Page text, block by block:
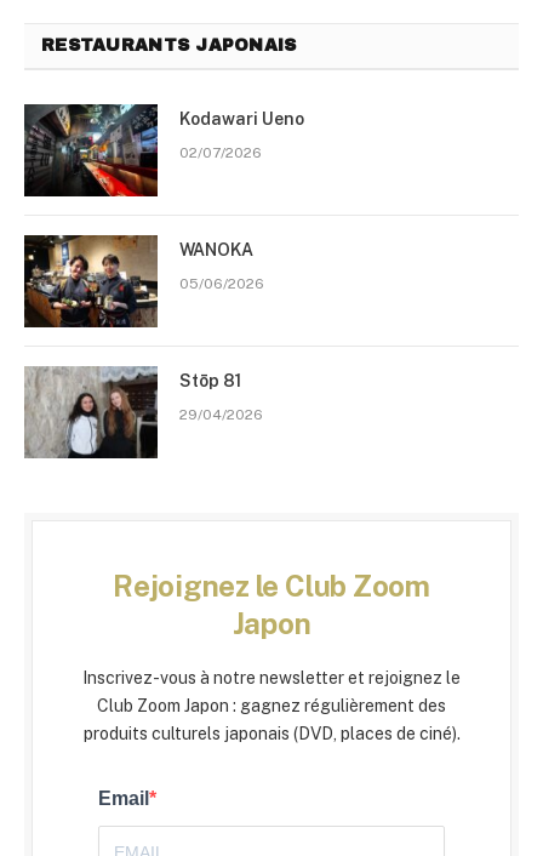
RESTAURANTS JAPONAIS
Kodawari Ueno
02/07/2026
WANOKA
05/06/2026
Stōp 81
29/04/2026
Rejoignez le Club Zoom
Japon
Inscrivez-vous à notre newsletter et rejoignez le
Club Zoom Japon : gagnez régulièrement des
produits culturels japonais (DVD, places de ciné).
Email